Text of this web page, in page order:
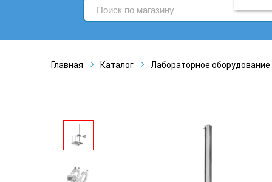
Главная Каталог Лабораторное оборудование